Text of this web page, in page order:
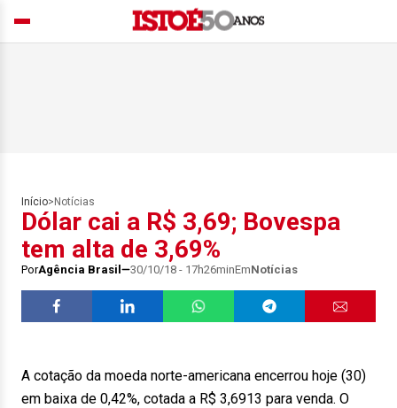
Início> Notícias
Dólar cai a R$ 3,69; Bovespa
tem alta de 3,69%
PorAgência Brasil 30/10/18 - 17h26minEmNotícias
A cotação da moeda norte-americana encerrou hoje (30)
em baixa de 0,42%, cotada a R$ 3,6913 para venda. O